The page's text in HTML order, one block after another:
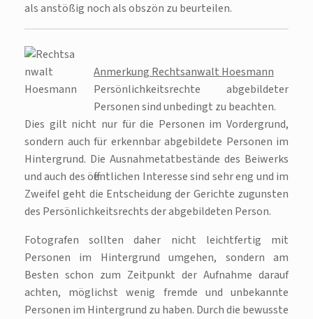
als anstößig noch als obszön zu beurteilen.
Anmerkung Rechtsanwalt Hoesmann
Persönlichkeitsrechte abgebildeter
Personen sind unbedingt zu beachten.
Dies gilt nicht nur für die Personen im Vordergrund,
sondern auch für erkennbar abgebildete Personen im
Hintergrund. Die Ausnahmetatbestände des Beiwerks
und auch des öffentlichen Interesse sind sehr eng und im
Zweifel geht die Entscheidung der Gerichte zugunsten
des Persönlichkeitsrechts der abgebildeten Person.
Fotografen sollten daher nicht leichtfertig mit
Personen im Hintergrund umgehen, sondern am
Besten schon zum Zeitpunkt der Aufnahme darauf
achten, möglichst wenig fremde und unbekannte
Personen im Hintergrund zu haben. Durch die bewusste